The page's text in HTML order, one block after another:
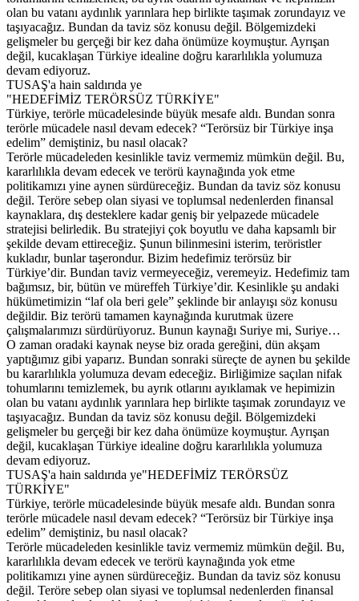
olan bu vatanı aydınlık yarınlara hep birlikte taşımak zorundayız ve
taşıyacağız. Bundan da taviz söz konusu değil. Bölgemizdeki
gelişmeler bu gerçeği bir kez daha önümüze koymuştur. Ayrışan
değil, kucaklaşan Türkiye idealine doğru kararlılıkla yolumuza
devam ediyoruz.
TUSAŞ'a hain saldırıda ye
"HEDEFİMİZ TERÖRSÜZ TÜRKİYE"
Türkiye, terörle mücadelesinde büyük mesafe aldı. Bundan sonra
terörle mücadele nasıl devam edecek? “Terörsüz bir Türkiye inşa
edelim” demiştiniz, bu nasıl olacak?
Terörle mücadeleden kesinlikle taviz vermemiz mümkün değil. Bu,
kararlılıkla devam edecek ve terörü kaynağında yok etme
politikamızı yine aynen sürdüreceğiz. Bundan da taviz söz konusu
değil. Teröre sebep olan siyasi ve toplumsal nedenlerden finansal
kaynaklara, dış desteklere kadar geniş bir yelpazede mücadele
stratejisi belirledik. Bu stratejiyi çok boyutlu ve daha kapsamlı bir
şekilde devam ettireceğiz. Şunun bilinmesini isterim, teröristler
kukladır, bunlar taşerondur. Bizim hedefimiz terörsüz bir
Türkiye’dir. Bundan taviz vermeyeceğiz, veremeyiz. Hedefimiz tam
bağımsız, bir, bütün ve müreffeh Türkiye’dir. Kesinlikle şu andaki
hükümetimizin “laf ola beri gele” şeklinde bir anlayışı söz konusu
değildir. Biz terörü tamamen kaynağında kurutmak üzere
çalışmalarımızı sürdürüyoruz. Bunun kaynağı Suriye mi, Suriye…
O zaman oradaki kaynak neyse biz orada gereğini, dün akşam
yaptığımız gibi yaparız. Bundan sonraki süreçte de aynen bu şekilde
bu kararlılıkla yolumuza devam edeceğiz. Birliğimize saçılan nifak
tohumlarını temizlemek, bu ayrık otlarını ayıklamak ve hepimizin
olan bu vatanı aydınlık yarınlara hep birlikte taşımak zorundayız ve
taşıyacağız. Bundan da taviz söz konusu değil. Bölgemizdeki
gelişmeler bu gerçeği bir kez daha önümüze koymuştur. Ayrışan
değil, kucaklaşan Türkiye idealine doğru kararlılıkla yolumuza
devam ediyoruz.
TUSAŞ'a hain saldırıda ye"HEDEFİMİZ TERÖRSÜZ
TÜRKİYE"
Türkiye, terörle mücadelesinde büyük mesafe aldı. Bundan sonra
terörle mücadele nasıl devam edecek? “Terörsüz bir Türkiye inşa
edelim” demiştiniz, bu nasıl olacak?
Terörle mücadeleden kesinlikle taviz vermemiz mümkün değil. Bu,
kararlılıkla devam edecek ve terörü kaynağında yok etme
politikamızı yine aynen sürdüreceğiz. Bundan da taviz söz konusu
değil. Teröre sebep olan siyasi ve toplumsal nedenlerden finansal